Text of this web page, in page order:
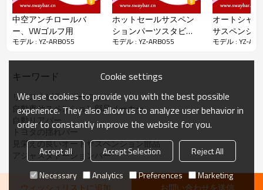
ARB055
スバルBRZ /
TOYOTA 86
Φ16 リア
パッケージの詳細：
ビニール袋+木製ケース
配達の詳細：
入金を受け取ってから45日後
中空アンチロールバ
ー、VWゴルフ用
モデル : YZ-ARB055
ホットセールサスペン
ションパーツスタビラ
イザーバーパフォーマ
モデル : YZ-ARB055
オートシャ
サスペンシ
ムアンチロ
モデル : YZ-
キーワード
リアスタビライザーロッド
自動車サスペンション部品メーカー
自動リアバー
トヨタの揺れバー
見栄えの良いオートサスペンション部品
アジャスタトーションバー
ウィッシュリストに追加 お問い合わせを送信
Cookie settings
We use cookies to provide you with the best possible
experience. They also allow us to analyze user behavior in
order to constantly improve the website for you.
Accept all Accept Selection
Reject All
Necessary
Analytics Preferences Marketing